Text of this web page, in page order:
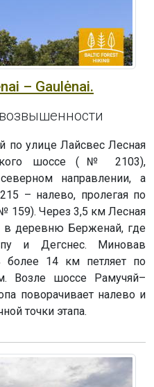
– Gaulėnai.
по улице Лайсвес Лесная
шоссе (№ 2103),
направлении, а
– налево, пролегая по
159). Через 3,5 км Лесная
в деревню Берженай, где
и Дегснес. Миновав
более 14 км петляет по
Возле шоссе Рамучяй–
поворачивает налево и
точки этапа.